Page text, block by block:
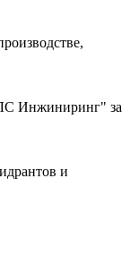
Инжиниринг" за
и